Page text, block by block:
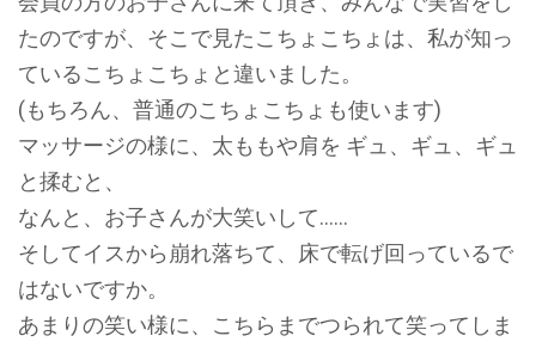
たのですが、そこで見たこちょこちょは、私が知っ
ているこちょこちょと違いました。
(もちろん、普通のこちょこちょも使います)
マッサージの様に、太ももや肩を ギュ、ギュ、ギュ
と揉むと、
なんと、お子さんが大笑いして……
そしてイスから崩れ落ちて、床で転げ回っているで
はないですか。
あまりの笑い様に、こちらまでつられて笑ってしま